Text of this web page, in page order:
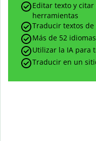
Editar texto y
herramientas
Traducir textos
Más de 52 idiomas
Utilizar la IA para
Traducir en un